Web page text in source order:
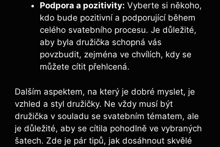
Podpora a pozitivity: Vyberte si někoho,
kdo bude ‍pozitivní a ‌podporující ⁣během
celého svatebního procesu. Je důležité, ​
aby byla družička schopná vás
povzbudit, zejména ve ⁣chvílích, kdy se‍
můžete ‍cítit‍ přehlcená.
Dalším aspektem, na který je ⁤dobré myslet,‍ je
vzhled a styl družičky. Ne vždy ⁢musí být
družička ⁤v souladu ⁤se svatebním tématem, ale
je důležité, ‌aby se cítila pohodlně ‍ve ⁣vybraných
šatech. Zde‌ je ⁤pár ​tipů, jak dosáhnout ⁢skvělé